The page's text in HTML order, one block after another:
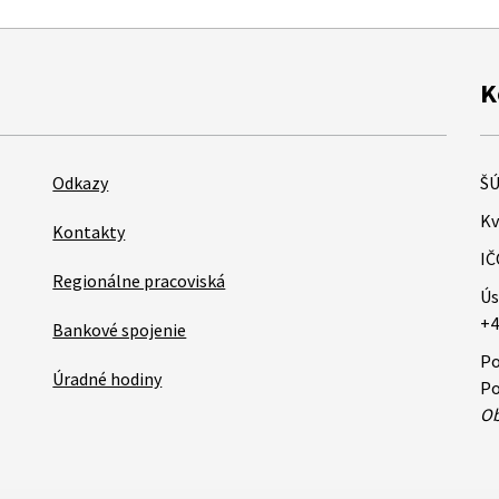
Odkazy
Kontakty
Regionálne pracoviská
Bankové spojenie
Úradné hodiny